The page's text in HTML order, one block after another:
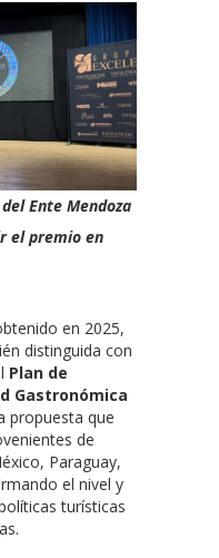
Ente Mendoza
el premio en
en 2025,
distinguida con
Plan de
Gastronómica
propuesta que
de
Paraguay,
el nivel y
turísticas